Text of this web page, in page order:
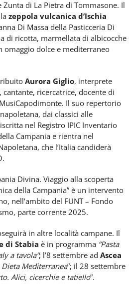
di La Pietra di Tommasone. Il
zeppola vulcanica d’Ischia
Di Massa della Pasticceria Di
di ricotta, marmellata di albicocche
dolce e mediterraneo
Aurora Giglio, interprete
ricercatrice, docente di
Il suo repertorio
dai classici alle
nel Registro IPIC Inventario
Campania e rientra nel
che l’Italia candiderà
Divina. Viaggio alla scoperta
della Campania” è un intervento
nell’ambito del FUNT – Fondo
parte corrente 2025.
in altre località campane. Il
di Stabia è in programma “Pasta
a tavola”; l’8 settembre ad Ascea
Mediterranea”; il 28 settembre
Alici, cicerchie e tatiello”.